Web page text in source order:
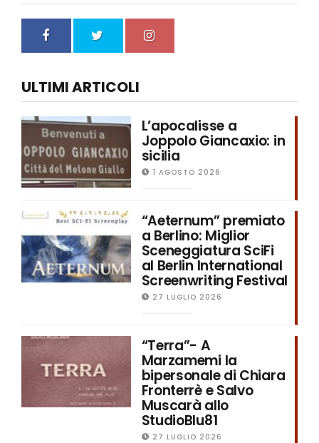
ULTIMI ARTICOLI
L’apocalisse a
Joppolo Giancaxio: in
sicilia
1 AGOSTO 2026
“Aeternum” premiato
a Berlino: Miglior
Sceneggiatura SciFi
al Berlin International
Screenwriting Festival
27 LUGLIO 2026
“Terra”- A
Marzamemi la
bipersonale di Chiara
Fronterrè e Salvo
Muscarà allo
StudioBlu81
27 LUGLIO 2026